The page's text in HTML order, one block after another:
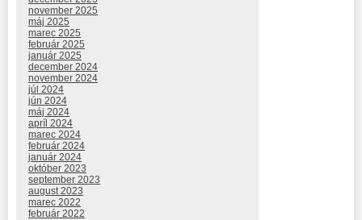
november 2025
máj 2025
marec 2025
február 2025
január 2025
december 2024
november 2024
júl 2024
jún 2024
máj 2024
apríl 2024
marec 2024
február 2024
január 2024
október 2023
september 2023
august 2023
marec 2022
február 2022